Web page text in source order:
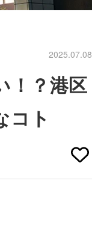
2025.07.08
！？港区
コト